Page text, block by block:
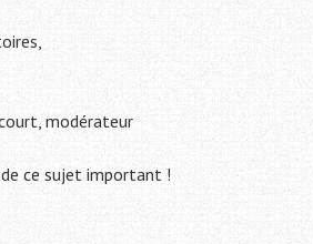
modérateur
ce sujet important !